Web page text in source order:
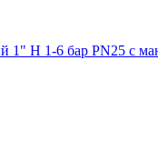
1" Н 1-6 бар PN25 с